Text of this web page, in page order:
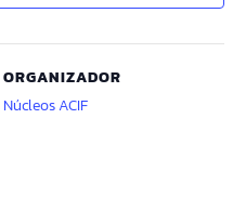
ORGANIZADOR
Núcleos ACIF